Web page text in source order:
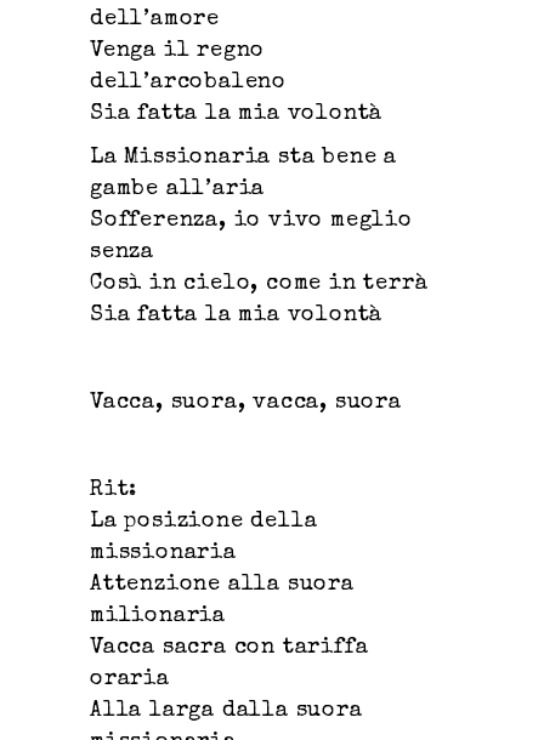
dell’amore
Venga il regno
dell’arcobaleno
Sia fatta la mia volontà
La Missionaria sta bene a
gambe all’aria
Sofferenza, io vivo meglio
senza
Così in cielo, come in terrà
Sia fatta la mia volontà
Vacca, suora, vacca, suora
Rit:
La posizione della
missionaria
Attenzione alla suora
milionaria
Vacca sacra con tariffa
oraria
Alla larga dalla suora